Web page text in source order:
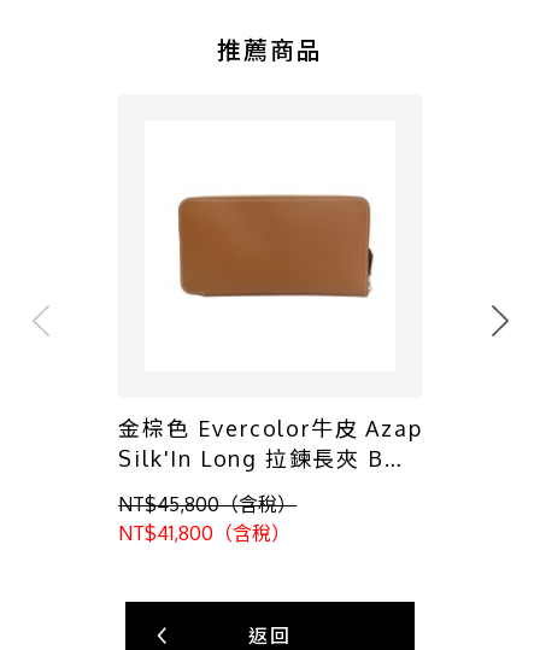
推薦商品
金棕色 Evercolor牛皮 Azap
Silk'In Long 拉鍊長夾 B刻
【HERMES 愛馬仕】
NT$45,800（含稅）
NT$41,800（含稅）
返回